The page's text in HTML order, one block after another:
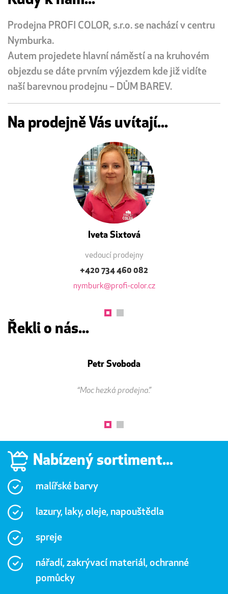
Prodejna PROFI COLOR, s.r.o. se nachází v centru
Nymburka.
Autem projedete hlavní náměstí a na kruhovém
objezdu se dáte prvním výjezdem kde již vidíte
naší barevnou prodejnu – DŮM BAREV.
Na prodejně Vás uvítají...
Iveta Sixtová
vedoucí prodejny
+420 734 460 082
nymburk@profi-color.cz
Řekli o nás...
Petr Svoboda
“Moc hezká prodejna.”
Nabízený sortiment...
malířské barvy
lazury, laky, oleje, napouštědla
spreje
nářadí, zakrývací materiál, ochranné
pomůcky